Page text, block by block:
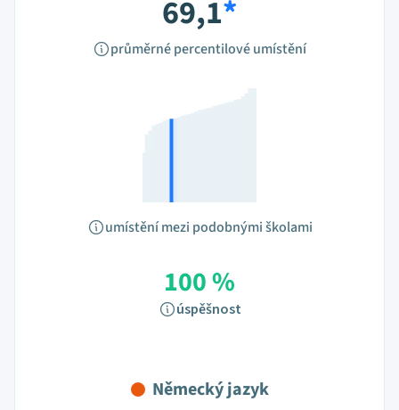
69,1*
průměrné percentilové umístění
umístění mezi podobnými školami
100 %
úspěšnost
Německý jazyk